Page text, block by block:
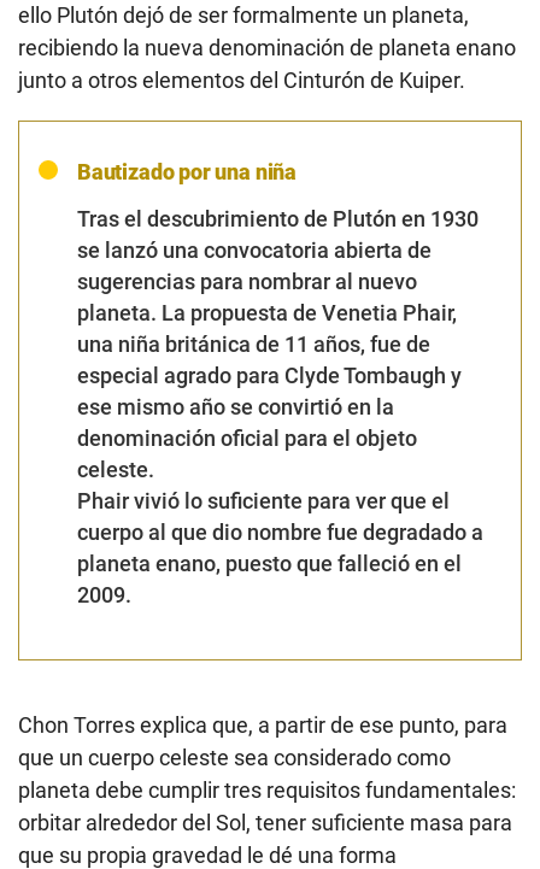
ello Plutón dejó de ser formalmente un planeta,
recibiendo la nueva denominación de planeta enano
junto a otros elementos del Cinturón de Kuiper.
Bautizado por una niña
Tras el descubrimiento de Plutón en 1930
se lanzó una convocatoria abierta de
sugerencias para nombrar al nuevo
planeta. La propuesta de Venetia Phair,
una niña británica de 11 años, fue de
especial agrado para Clyde Tombaugh y
ese mismo año se convirtió en la
denominación oficial para el objeto
celeste.
Phair vivió lo suficiente para ver que el
cuerpo al que dio nombre fue degradado a
planeta enano, puesto que falleció en el
2009.
Chon Torres explica que, a partir de ese punto, para
que un cuerpo celeste sea considerado como
planeta debe cumplir tres requisitos fundamentales:
orbitar alrededor del Sol, tener suficiente masa para
que su propia gravedad le dé una forma